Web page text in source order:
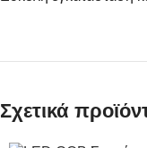
Σχετικά